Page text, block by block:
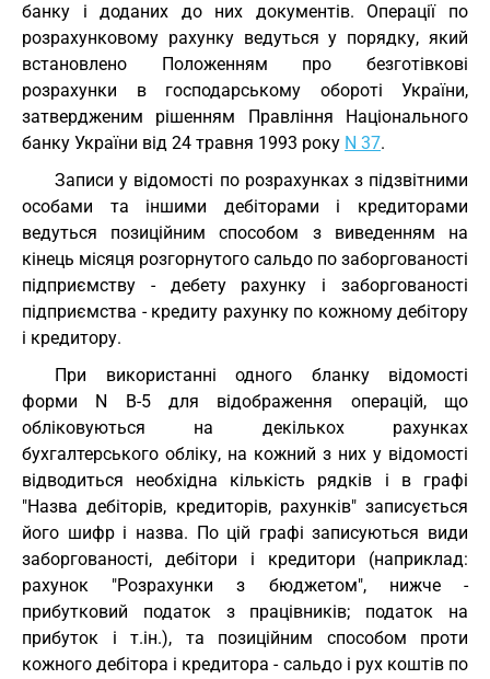
банку і доданих до них документів. Операції по
розрахунковому рахунку ведуться у порядку, який
встановлено Положенням про безготівкові
розрахунки в господарському обороті України,
затвердженим рішенням Правління Національного
банку України від 24 травня 1993 року N 37.
Записи у відомості по розрахунках з підзвітними
особами та іншими дебіторами і кредиторами
ведуться позиційним способом з виведенням на
кінець місяця розгорнутого сальдо по заборгованості
підприємству - дебету рахунку і заборгованості
підприємства - кредиту рахунку по кожному дебітору
і кредитору.
При використанні одного бланку відомості
форми N В-5 для відображення операцій, що
обліковуються на декількох рахунках
бухгалтерського обліку, на кожний з них у відомості
відводиться необхідна кількість рядків і в графі
"Назва дебіторів, кредиторів, рахунків" записується
його шифр і назва. По цій графі записуються види
заборгованості, дебітори і кредитори (наприклад:
рахунок "Розрахунки з бюджетом", нижче -
прибутковий податок з працівників; податок на
прибуток і т.ін.), та позиційним способом проти
кожного дебітора і кредитора - сальдо і рух коштів по